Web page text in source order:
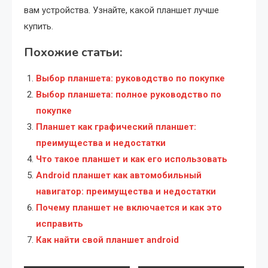
вам устройства. Узнайте, какой планшет лучше
купить.
Похожие статьи:
Выбор планшета: руководство по покупке
Выбор планшета: полное руководство по
покупке
Планшет как графический планшет:
преимущества и недостатки
Что такое планшет и как его использовать
Android планшет как автомобильный
навигатор: преимущества и недостатки
Почему планшет не включается и как это
исправить
Как найти свой планшет android